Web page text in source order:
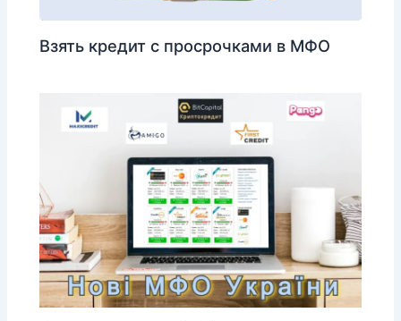
Взять кредит с просрочками в МФО